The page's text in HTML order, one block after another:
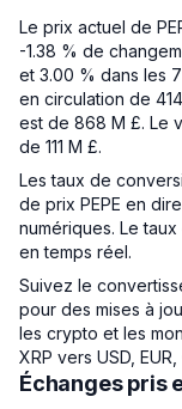
Le prix actuel de
-1.38 % de
et 3.00 % dans les
en circulation de
est de 868 M £. Le
de 111 M £.
Les taux de
de prix PEPE en
numériques. Le
en temps réel.
Suivez le
pour des mises à
les crypto et les
XRP vers USD, EUR,
Échanges pris